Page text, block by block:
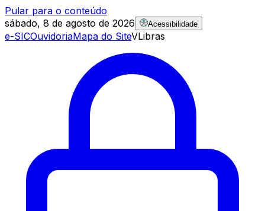
Pular para o conteúdo
sábado, 8 de agosto de 2026
Acessibilidade
e-SICOuvidoriaMapa do SiteVLibras